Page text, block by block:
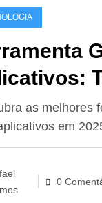
[Guia
as melhores
em
0